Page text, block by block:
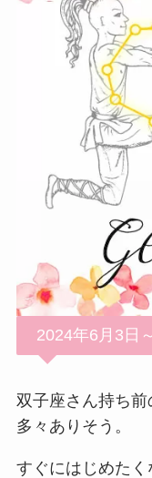
2024年6月3日
双子座さん持ち
多々ありそう。
すぐにはじめた